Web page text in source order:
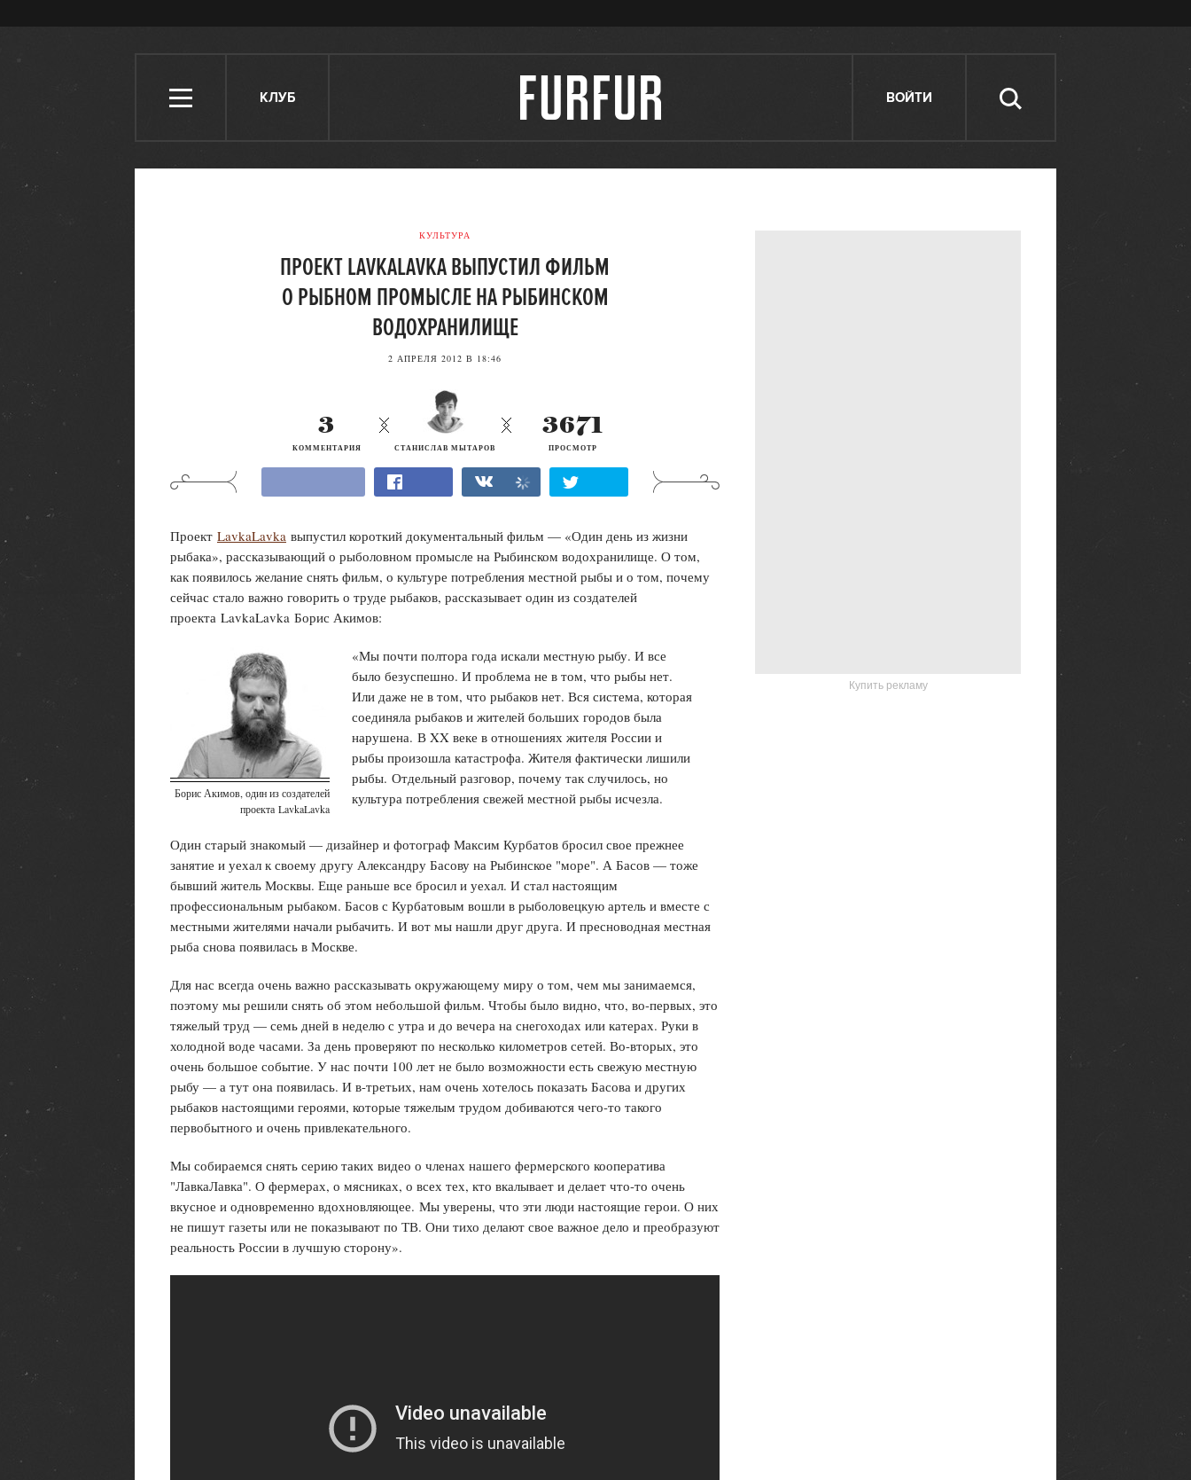
КЛУБ ВОЙТИ
КУЛЬТУРА
ПРОЕКТ LAVKALAVKA ВЫПУСТИЛ ФИЛЬМ
О РЫБНОМ ПРОМЫСЛЕ НА РЫБИНСКОМ
ВОДОХРАНИЛИЩЕ
2 АПРЕЛЯ 2012 В 18:46
СТАНИСЛАВ МЫТАРОВ
3
КОММЕНТАРИЯ
3671
ПРОСМОТР
Проект LavkaLavka выпустил короткий документальный фильм — «Один день из жизни
рыбака », рассказывающий о рыболовном промысле на Рыбинском водохранилище. О том,
как появилось желание снять фильм, о культуре потребления местной рыбы и о том, почему
сейчас стало важно говорить о труде рыбаков, рассказывает один из создателей
проекта LavkaLavka Борис Акимов :
Борис Акимов, один из создателей
проекта LavkaLavka
«Мы почти полтора года искали местную рыбу. И все
было безуспешно. И проблема не в том, что рыбы нет.
Или даже не в том, что рыбаков нет. Вся система, которая
соединяла рыбаков и жителей больших городов была
нарушена. В XX веке в отношениях жителя России и
рыбы произошла катастрофа. Жителя фактически лишили
рыбы. Отдельный разговор, почему так случилось, но
культура потребления свежей местной рыбы исчезла.
Один старый знакомый — дизайнер и фотограф Максим Курбатов бросил свое прежнее
занятие и уехал к своему другу Александру Басову на Рыбинское "море". А Басов — тоже
бывший житель Москвы. Еще раньше все бросил и уехал. И стал настоящим
профессиональным рыбаком. Басов с Курбатовым вошли в рыболовецкую артель и вместе с
местными жителями начали рыбачить. И вот мы нашли друг друга. И пресноводная местная
рыба снова появилась в Москве.
Для нас всегда очень важно рассказывать окружающему миру о том, чем мы занимаемся,
поэтому мы решили снять об этом небольшой фильм. Чтобы было видно, что, во-первых, это
тяжелый труд — семь дней в неделю с утра и до вечера на снегоходах или катерах. Руки в
холодной воде часами. За день проверяют по несколько километров сетей. Во-вторых, это
очень большое событие. У нас почти 100 лет не было возможности есть свежую местную
рыбу — а тут она появилась. И в-третьих, нам очень хотелось показать Басова и других
рыбаков настоящими героями, которые тяжелым трудом добиваются чего-то такого
первобытного и очень привлекательного.
Мы собираемся снять серию таких видео о членах нашего фермерского кооператива
"ЛавкаЛавка". О фермерах, о мясниках, о всех тех, кто вкалывает и делает что-то очень
вкусное и одновременно вдохновляющее. Мы уверены, что эти люди настоящие герои. О них
не пишут газеты или не показывают по ТВ. Они тихо делают свое важное дело и преобразуют
реальность России в лучшую сторону».
Купить рекламу